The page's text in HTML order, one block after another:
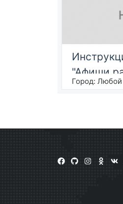
"Афиши
Город: Любой